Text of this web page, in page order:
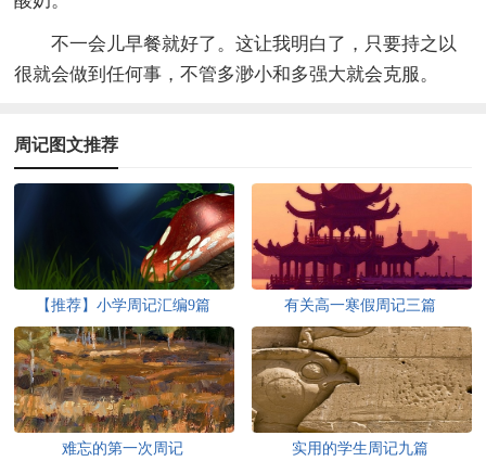
不一会儿早餐就好了。这让我明白了，只要持之以
很就会做到任何事，不管多渺小和多强大就会克服。
周记图文推荐
【推荐】小学周记汇编9篇 有关高一寒假周记三篇
难忘的第一次周记 实用的学生周记九篇